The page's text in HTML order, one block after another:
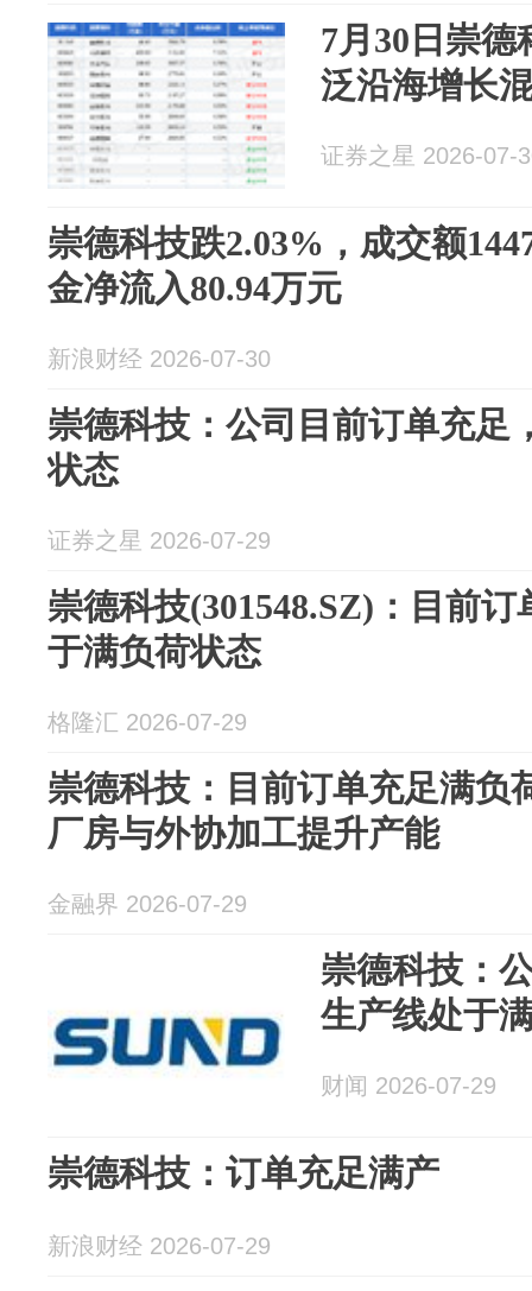
7月30日崇德
泛沿海增长
证券之星 2026-07-
崇德科技跌2.03%，成交额
金净流入80.94万元
新浪财经 2026-07-30
崇德科技：公司目前订单充足
状态
证券之星 2026-07-29
崇德科技(301548.SZ)：目前
于满负荷状态
格隆汇 2026-07-29
崇德科技：目前订单充足满负
厂房与外协加工提升产能
金融界 2026-07-29
崇德科技：
生产线处于
财闻 2026-07-29
崇德科技：订单充足满产
新浪财经 2026-07-29